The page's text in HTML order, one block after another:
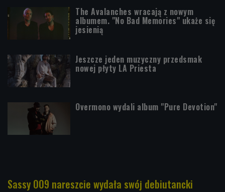
The Avalanches wracają z nowym
albumem. "No Bad Memories" ukaże się
jesienią
Jeszcze jeden muzyczny przedsmak
nowej płyty LA Priesta
Overmono wydali album "Pure Devotion"
Sassy 009 nareszcie wydała swój debiutancki